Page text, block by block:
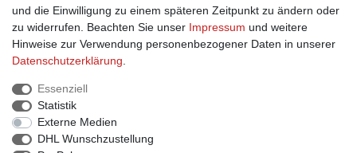
Vertrag widerrufen
Kontakt
Datenschutzerklärung
Impressum
und die Einwilligung zu einem späteren Zeitpunkt zu ändern oder
zu widerrufen. Beachten Sie unser Impressum und weitere
Hinweise zur Verwendung personenbezogener Daten in unserer
Daten­schutz­erklärung
Essenziell
Statistik
Externe Medien
DHL Wunschzustellung